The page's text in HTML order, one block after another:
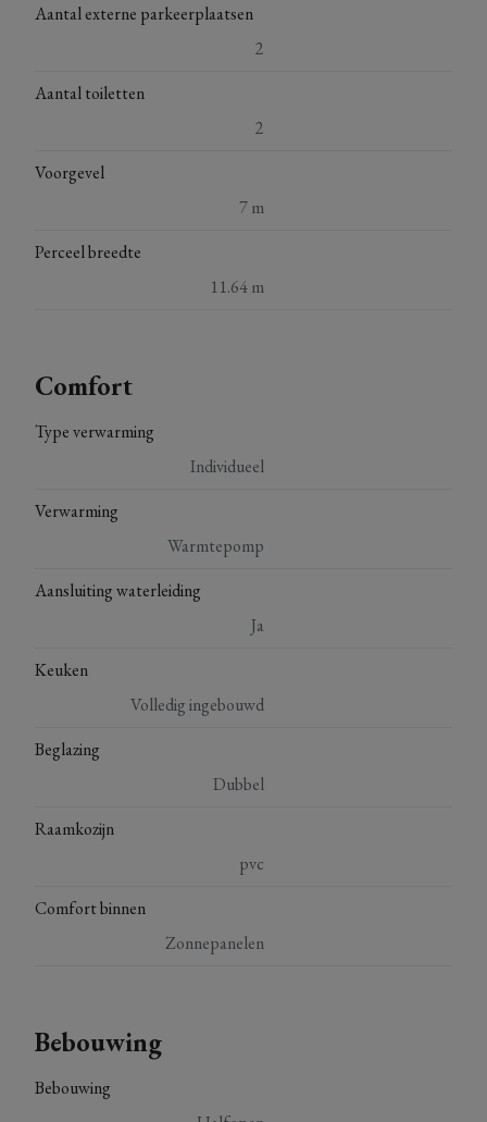
Aantal externe parkeerplaatsen
2
Aantal toiletten
2
Voorgevel
7 m
Perceel breedte
11.64 m
Comfort
Type verwarming
Individueel
Verwarming
Warmtepomp
Aansluiting waterleiding
Ja
Keuken
Volledig ingebouwd
Beglazing
Dubbel
Raamkozijn
pvc
Comfort binnen
Zonnepanelen
Bebouwing
Bebouwing